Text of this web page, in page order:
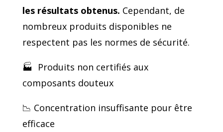
les résultats obtenus. Cependant, de
nombreux produits disponibles ne
respectent pas les normes de sécurité.
🏭 Produits non certifiés aux
composants douteux
📉 Concentration insuffisante pour être
efficace